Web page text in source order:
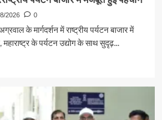
2026 0
के मार्गदर्शन में राष्ट्रीय पर्यटन बाजार में
के पर्यटन उद्योग के साथ सुदृढ़...